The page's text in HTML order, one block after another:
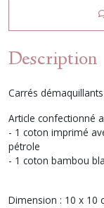
Description
Carrés
Article confectionné
- 1 coton imprimé
pétrole
- 1 coton bambou
Dimension : 10 x 10